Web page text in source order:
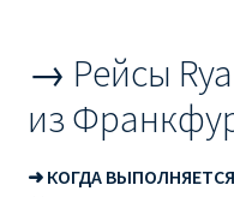
→ Рейсы
из
➜ КОГДА